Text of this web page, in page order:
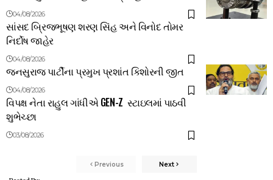
04/08/2026
સાંસદ બ્રિજભૂષણ શરણ સિંહ અને વિનોદ તોમર
નિર્દોષ જાહેર
04/08/2026
જનસુરાજ પાર્ટીના પ્રમુખ પ્રશાંત કિશોરની જીત
04/08/2026
વિપક્ષ નેતા રાહુલ ગાંધીએ GEN-Z સ્ટાઇલમાં પાઠવી
શુભેચ્છા
03/08/2026
Previous Next